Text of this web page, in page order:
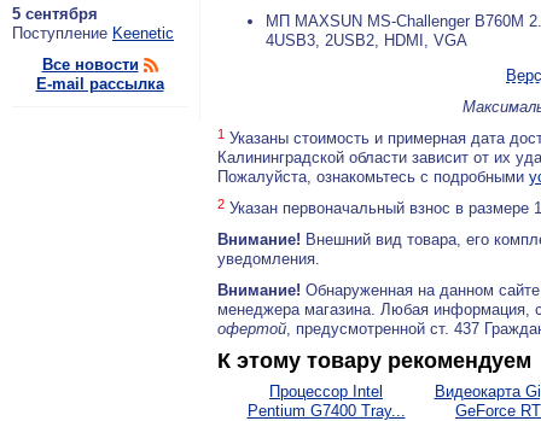
5 сентября
По­ступ­ле­ние Keenetic
Все новости
E-mail рассылка
МП MAXSUN MS-Challenger B760M
4USB3, 2USB2, HDMI, VGA
1 Указаны стоимость и примерная дата
Калининградской области зависит от их
Пожалуйста, ознакомьтесь с подробными
2 Указан первоначальный взнос в
Внимание! Внешний вид товара, его
уведомления.
Внимание! Обнаруженная на данном
менеджера магазина. Любая информация,
офертой, предусмотренной ст. 437
К этому товару рекомендуем
Процессор Intel
Pentium G7400 Tray...
Видеокарта
GeForce